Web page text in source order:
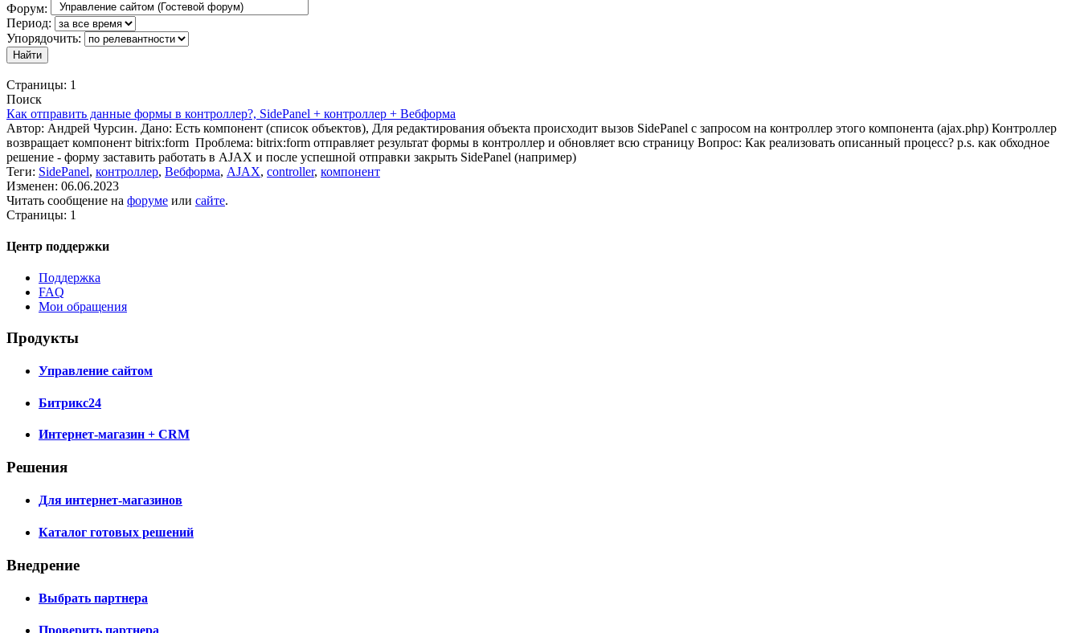
Форум:
Период:
Упорядочить:
Страницы: 1
Поиск
Как отправить данные формы в контроллер?, SidePanel + контроллер + Вебформа
Автор: Андрей Чурсин. Дано: Есть компонент (список объектов), Для редактирования объекта происходит вызов SidePanel с запросом на контроллер этого компонента (ajax.php) Контроллер
возвращает компонент bitrix:form Проблема: bitrix:form отправляет результат формы в контроллер и обновляет всю страницу Вопрос: Как реализовать описанный процесс? p.s. как обходное
решение - форму заставить работать в AJAX и после успешной отправки закрыть SidePanel (например)
Теги: SidePanel, контроллер, Вебформа, AJAX, controller, компонент
Изменен: 06.06.2023
Читать сообщение на форуме или сайте.
Страницы: 1
Центр поддержки
Поддержка
FAQ
Мои обращения
Продукты
Управление сайтом
Битрикс24
Интернет-магазин + CRM
Решения
Для интернет-магазинов
Каталог готовых решений
Внедрение
Выбрать партнера
Проверить партнера